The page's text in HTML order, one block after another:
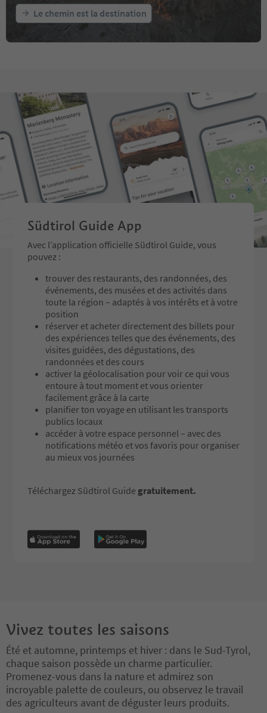
Le chemin est la destination
Südtirol Guide App
Avec l’application officielle Südtirol Guide, vous
pouvez :
trouver des restaurants, des randonnées, des
événements, des musées et des activités dans
toute la région – adaptés à vos intérêts et à votre
position
réserver et acheter directement des billets pour
des expériences telles que des événements, des
visites guidées, des dégustations, des
randonnées et des cours
activer la géolocalisation pour voir ce qui vous
entoure à tout moment et vous orienter
facilement grâce à la carte
planifier ton voyage en utilisant les transports
publics locaux
accéder à votre espace personnel – avec des
notifications météo et vos favoris pour organiser
au mieux vos journées
Téléchargez Südtirol Guide gratuitement.
Vivez toutes les saisons
Été et automne, printemps et hiver : dans le Sud-Tyrol,
chaque saison possède un charme particulier.
Promenez-vous dans la nature et admirez son
incroyable palette de couleurs, ou observez le travail
des agriculteurs avant de déguster leurs produits.